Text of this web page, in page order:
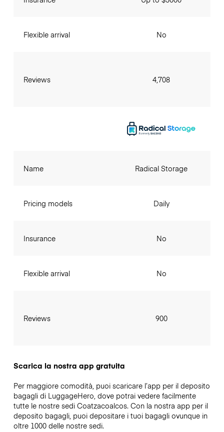
Flexible arrival
Reviews
No
4,708
Name
Pricing models
Insurance
Flexible arrival
Reviews
Radical Storage
Daily
No
No
900
Scarica la nostra app gratuita
Per maggiore comodità, puoi scaricare l’app per il deposito
bagagli di LuggageHero, dove potrai vedere facilmente
tutte le nostre sedi Coatzacoalcos. Con la nostra app per il
deposito bagagli, puoi depositare i tuoi bagagli ovunque in
oltre 1000 delle nostre sedi.